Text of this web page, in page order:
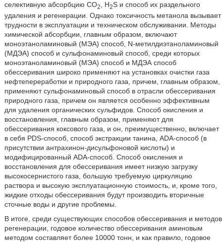
селективную абсорбцию СО2 , H2S и способ их раздельного
удаления и регенерации. Однако токсичность метанола вызывает
трудности в эксплуатации и техническом обслуживании. Методы
химической абсорбции, главным образом, включают
моноэтаноламиновый (МЭА) способ, N-метилдиэтаноламиновый
(МДЭА) способ и сульфонаминовый способ, среди которых
моноэтаноламиновый (МЭА) способ и МДЭА способ
обессеривания широко применяют на установках очистки газа
нефтепереработки и природного газа, причем, главным образом,
применяют сульфонаминовый способ в отрасли обессеривания
природного газа, причем он является особенно эффективным
для удаления органических сульфидов. Способ окисления и
восстановления, главным образом, применяют для
обессеривания коксового газа, и он, преимущественно, включает
в себя PDS-способ, способ экстракции танина, ADA-способ (в
присутствии антрахинон-дисульфоновой кислоты) и
модифицированный ADA-способ. Способ окисления и
восстановления для обессеривания имеет низкую загрузку
высокосернистого газа, большую требуемую циркуляцию
раствора и высокую эксплуатационную стоимость, и, кроме того,
жидкие отходы обессеривания будут производить вторичные
сточные воды и другие проблемы.
В итоге, среди существующих способов обессеривания и методов
регенерации, годовое количество обессеривания аминовым
методом составляет более 10000 тонн, и как правило, годовое